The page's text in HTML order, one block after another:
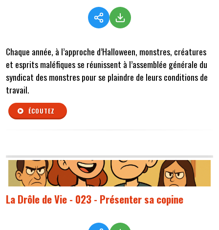
Chaque année, à l’approche d’Halloween, monstres, créatures
et esprits maléfiques se réunissent à l’assemblée générale du
syndicat des monstres pour se plaindre de leurs conditions de
travail.
ÉCOUTEZ
La Drôle de Vie - 023 - Présenter sa copine